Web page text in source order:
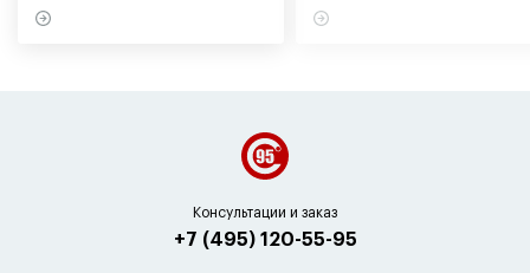
Консультации и заказ
+7 (495) 120-55-95